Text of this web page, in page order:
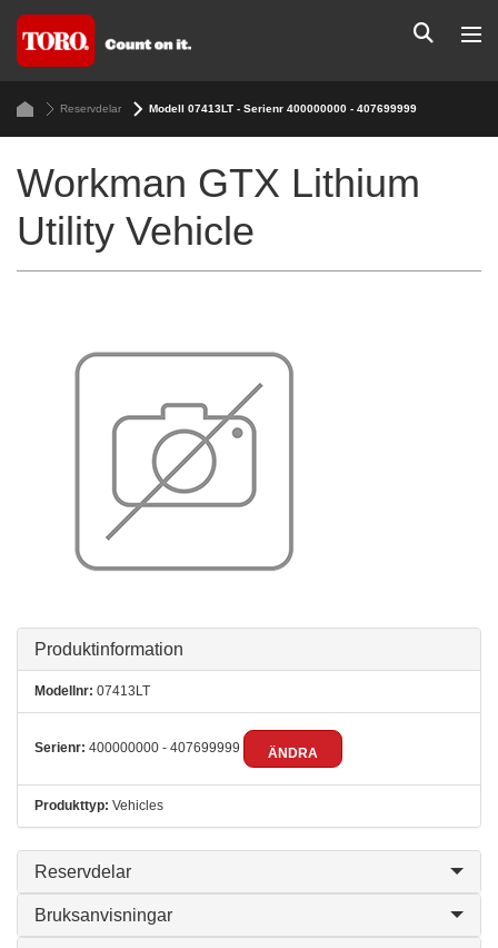
Reservdelar Modell 07413LT - Serienr 400000000 - 407699999
Workman GTX Lithium
Utility Vehicle
Produktinformation
Modellnr: 07413LT
Serienr: 400000000 - 407699999 ÄNDRA
Produkttyp: Vehicles
Reservdelar
Bruksanvisningar